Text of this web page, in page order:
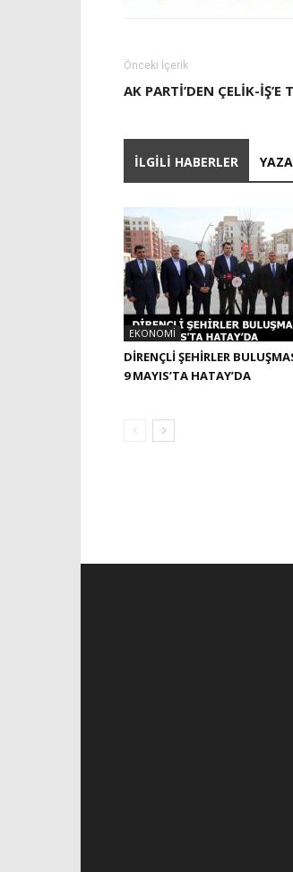
Önceki İçerik
AK PARTİ’DEN ÇELİK-İŞ’E
İLGILI HABERLER
EKONOMI
DİRENÇLİ ŞEHİRLER
9 MAYIS’TA HATAY’DA